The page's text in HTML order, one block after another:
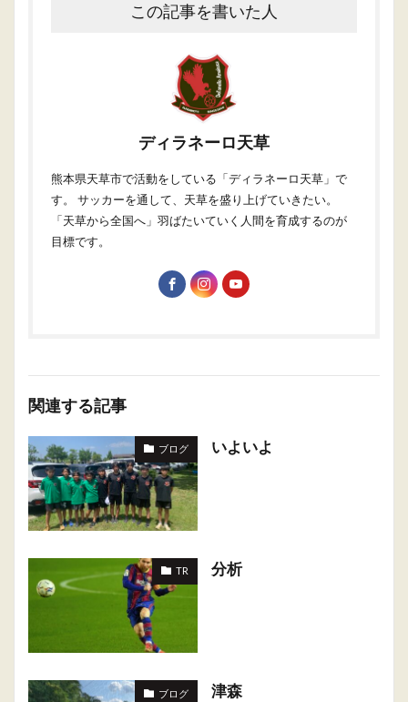
この記事を書いた人
ディラネーロ天草
熊本県天草市で活動をしている「ディラネーロ天草」で
す。 サッカーを通して、天草を盛り上げていきたい。
「天草から全国へ」羽ばたいていく人間を育成するのが
目標です。
関連する記事
ブログ いよいよ
TR 分析
ブログ 津森